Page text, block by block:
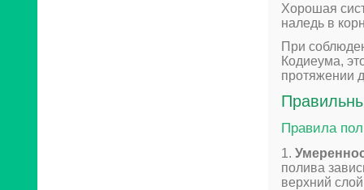
Хорошая
наледь в
При
Кодиеума,
протяжении
Правила
1.
полива
верхний